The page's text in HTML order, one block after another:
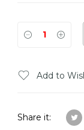
Add to
Share it: